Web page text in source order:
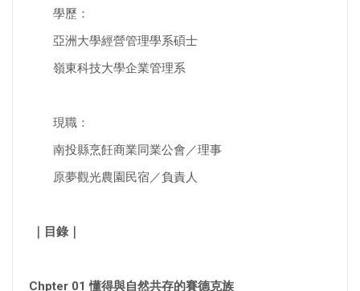
學歷：
亞洲大學經營管理學系碩士
嶺東科技大學企業管理系
現職：
南投縣烹飪商業同業公會／理事
原夢觀光農園民宿／負責人
｜目錄｜
Chpter 01 懂得與自然共存的賽德克族